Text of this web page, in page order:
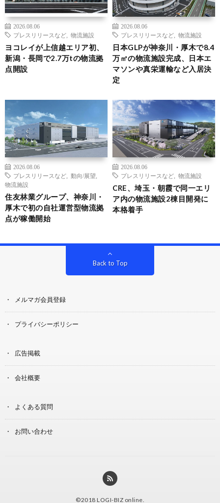
2026.08.06
プレスリリースなど
物流施設
ヨコレイが上信越エリア初、
新潟・長岡で2.7万tの物流拠
点開設
2026.08.06
プレスリリースなど
物流施設
日本GLPが神奈川・厚木で8.4
万㎡の物流施設完成、日本エ
マソンや真栄運輸など入居決
定
2026.08.06
プレスリリースなど
動向/展望
物流施設
住友林業グループ、神奈川・
厚木で初の自社運営型物流拠
点が稼働開始
2026.08.06
プレスリリースなど
物流施設
CRE、埼玉・朝霞で同一エリ
ア内の物流施設2棟目開発に
本格着手
Back to Top
メルマガ会員登録
プライバシーポリシー
広告掲載
会社概要
よくある質問
お問い合わせ
©2018 LOGI-BIZ online.